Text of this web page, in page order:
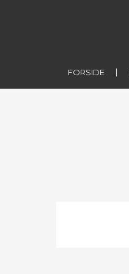
FORSIDE